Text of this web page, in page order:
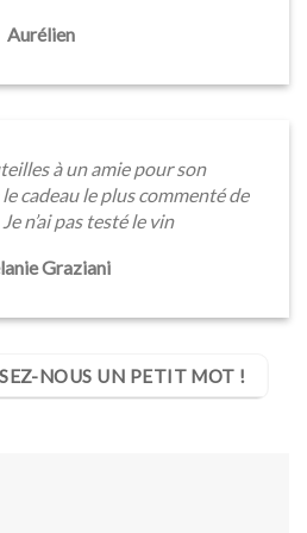
Aurélien
à un amie pour son
cadeau le plus commenté de
n’ai pas testé le vin
Graziani
NOUS UN PETIT MOT !